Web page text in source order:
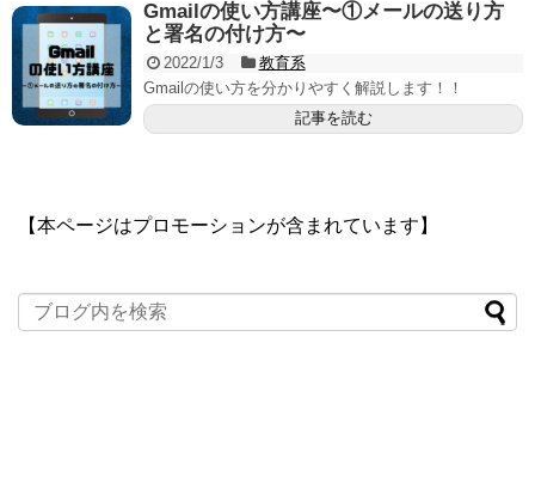
Gmailの使い方講座〜①メールの送り方
と署名の付け方〜
2022/1/3
教育系
Gmailの使い方を分かりやすく解説します！！
記事を読む
【本ページはプロモーションが含まれています】